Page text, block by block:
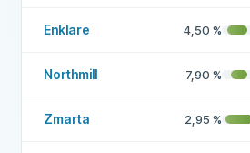
Enklare 4,50 %
Northmill 7,90 %
Zmarta 2,95 %